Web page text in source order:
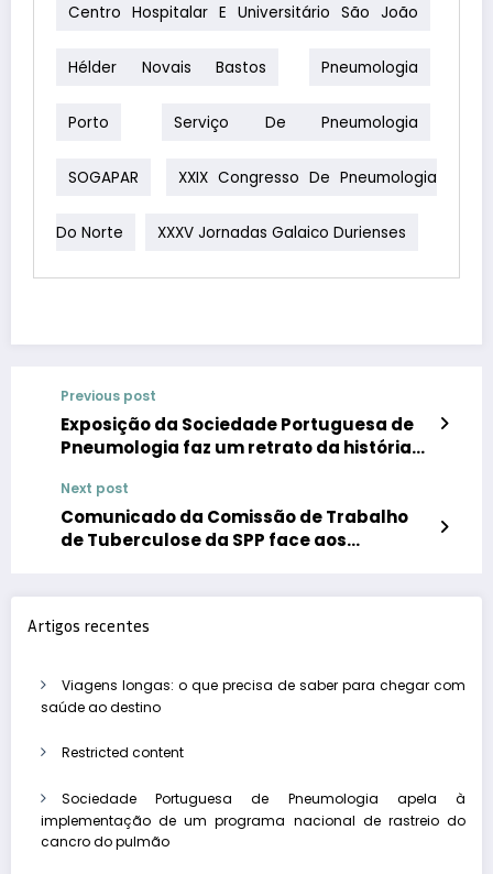
Centro Hospitalar E Universitário São João
Hélder Novais Bastos Pneumologia
Porto Serviço De Pneumologia
SOGAPAR XXIX Congresso De Pneumologia
Do Norte XXXV Jornadas Galaico Durienses
Previous post
Exposição da Sociedade Portuguesa de
Pneumologia faz um retrato da história
Next post
Comunicado da Comissão de Trabalho
de Tuberculose da SPP face aos
Saúde
Artigos recentes
Viagens longas: o que precisa de saber para chegar com
saúde ao destino
Restricted content
Sociedade Portuguesa de Pneumologia apela à
implementação de um programa nacional de rastreio do
cancro do pulmão